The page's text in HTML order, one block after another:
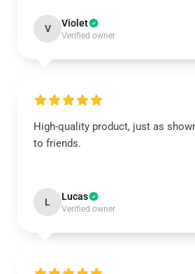
V Violet
Verified owner
High-quality product, just as
to friends.
L Lucas
Verified owner